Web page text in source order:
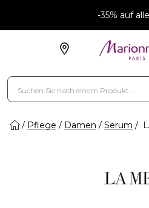
-35% auf
Pflege Damen Serum